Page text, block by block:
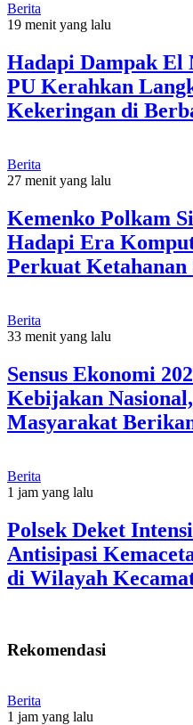
Berita
19 menit yang lalu
Hadapi Dampak El
PU Kerahkan
Kekeringan di
Berita
27 menit yang lalu
Kemenko Polkam
Hadapi Era
Perkuat Ketahanan
Berita
33 menit yang lalu
Sensus Ekonomi
Kebijakan
Masyarakat
Berita
1 jam yang lalu
Polsek Deket
Antisipasi
di Wilayah
Rekomendasi
Berita
1 jam yang lalu